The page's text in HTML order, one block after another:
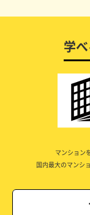
学
マンション
国内最大のマンシ